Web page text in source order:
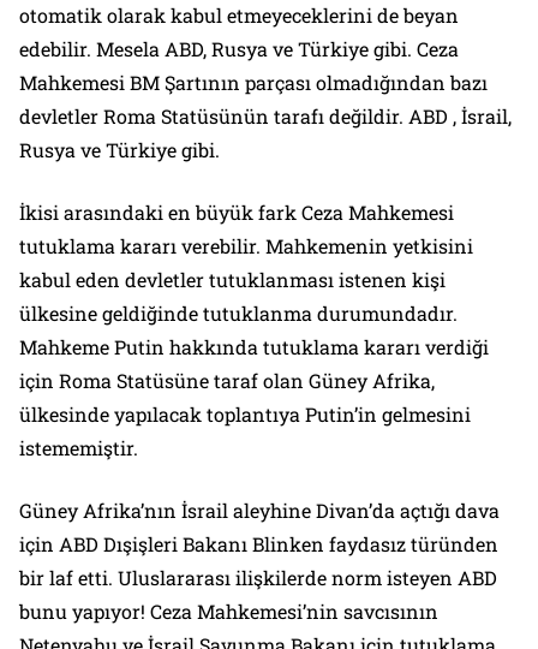
otomatik olarak kabul etmeyeceklerini de beyan
edebilir. Mesela ABD, Rusya ve Türkiye gibi. Ceza
Mahkemesi BM Şartının parçası olmadığından bazı
devletler Roma Statüsünün tarafı değildir. ABD , İsrail,
Rusya ve Türkiye gibi.
İkisi arasındaki en büyük fark Ceza Mahkemesi
tutuklama kararı verebilir. Mahkemenin yetkisini
kabul eden devletler tutuklanması istenen kişi
ülkesine geldiğinde tutuklanma durumundadır.
Mahkeme Putin hakkında tutuklama kararı verdiği
için Roma Statüsüne taraf olan Güney Afrika,
ülkesinde yapılacak toplantıya Putin’in gelmesini
istememiştir.
Güney Afrika’nın İsrail aleyhine Divan’da açtığı dava
için ABD Dışişleri Bakanı Blinken faydasız türünden
bir laf etti. Uluslararası ilişkilerde norm isteyen ABD
bunu yapıyor! Ceza Mahkemesi’nin savcısının